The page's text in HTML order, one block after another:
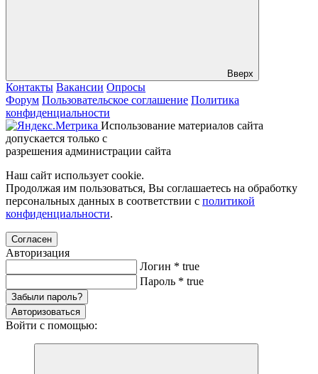
Вверх
Контакты Вакансии Опросы
Форум Пользовательское соглашение Политика
конфиденциальности
Использование материалов сайта
допускается только с
разрешения администрации сайта
Наш сайт использует cookie.
Продолжая им пользоваться, Вы соглашаетесь на обработку
персональных данных в соответствии с политикой
конфиденциальности.
Согласен
Авторизация
Логин * true
Пароль * true
Забыли пароль?
Авторизоваться
Войти с помощью: